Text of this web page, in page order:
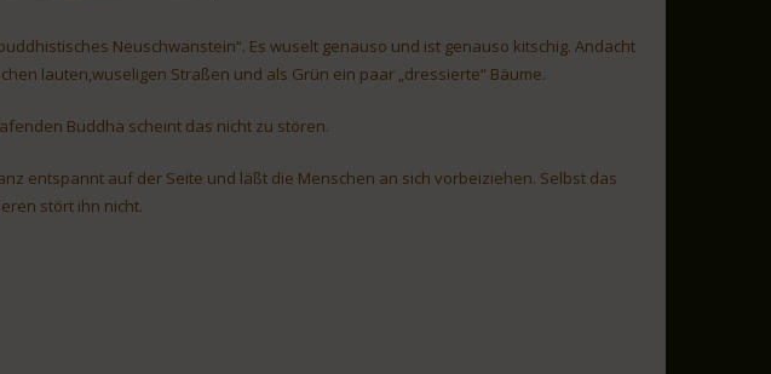
Neuschwanstein“. Es wuselt genauso und ist genauso kitschig. Andacht
lauten,wuseligen Straßen und als Grün ein paar „dressierte“ Bäume.
Buddha scheint das nicht zu stören.
entspannt auf der Seite und läßt die Menschen an sich vorbeiziehen. Selbst das
stört ihn nicht.